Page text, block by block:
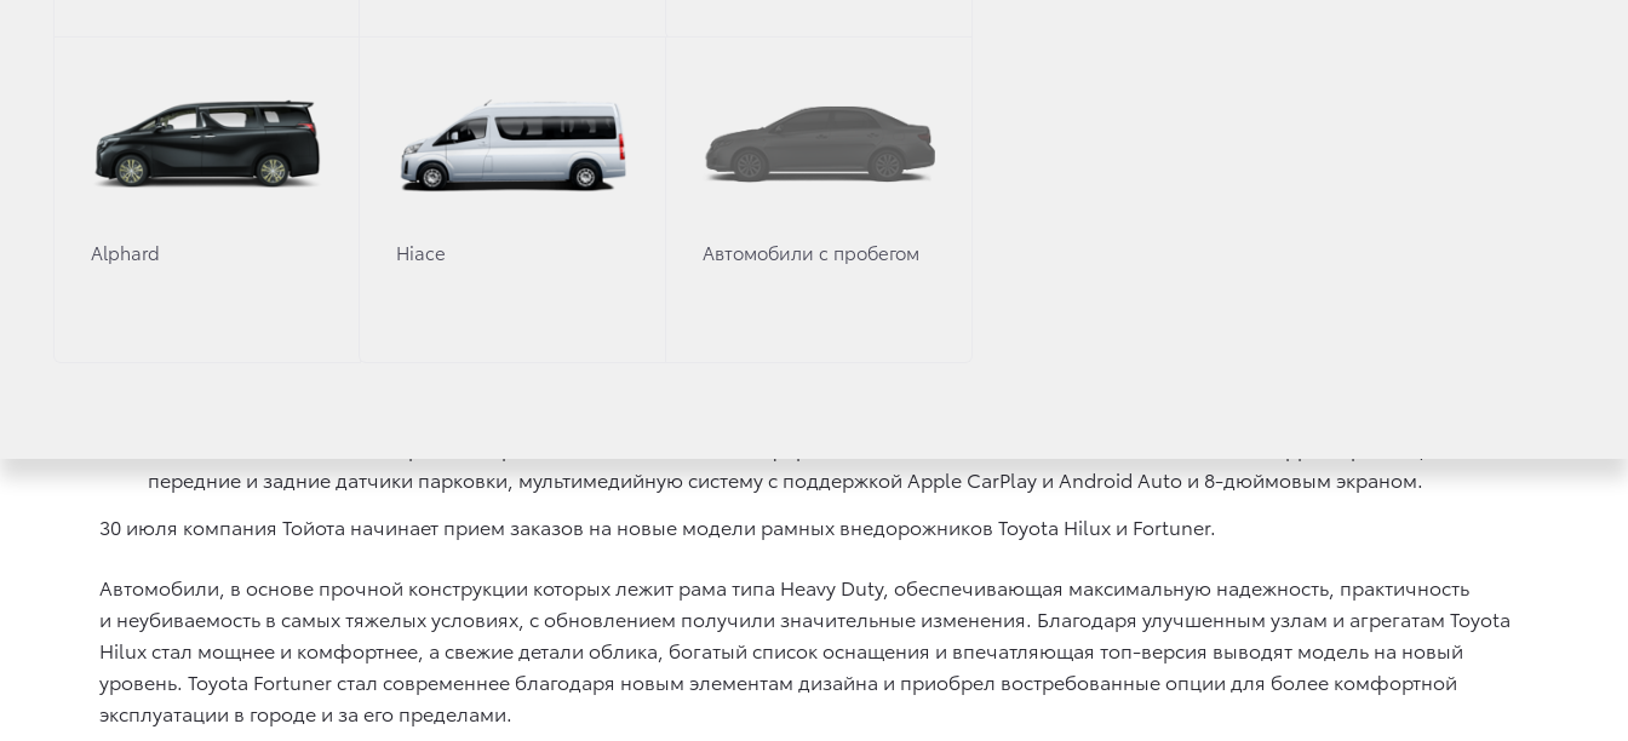
Alphard Hiace Автомобили с пробегом
Для клиентов, которые хотят подчеркнуть свой индивидуальный стиль и статус, теперь доступна новая престижная топ-версия Black Onyx
с агрессивным дизайном, полностью светодиодной оптикой, кожаным салоном с особой панелью приборов, навигационной системой
и автоматическим самоблокирующимся задним дифференциалом.
передние и задние датчики парковки, мультимедийную систему с поддержкой Apple CarPlay и Android Auto и 8-дюймовым экраном.
30 июля компания Тойота начинает прием заказов на новые модели рамных внедорожников Toyota Hilux и Fortuner.
Автомобили, в основе прочной конструкции которых лежит рама типа Heavy Duty, обеспечивающая максимальную надежность, практичность
и неубиваемость в самых тяжелых условиях, с обновлением получили значительные изменения. Благодаря улучшенным узлам и агрегатам Toyota
Hilux стал мощнее и комфортнее, а свежие детали облика, богатый список оснащения и впечатляющая топ-версия выводят модель на новый
уровень. Toyota Fortuner стал современнее благодаря новым элементам дизайна и приобрел востребованные опции для более комфортной
эксплуатации в городе и за его пределами.